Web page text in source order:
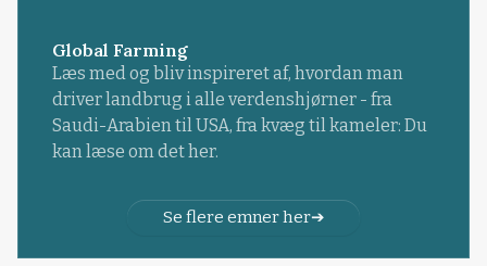
Global Farming
Læs med og bliv inspireret af, hvordan man
driver landbrug i alle verdenshjørner - fra
Saudi-Arabien til USA, fra kvæg til kameler: Du
kan læse om det her.
Se flere emner her